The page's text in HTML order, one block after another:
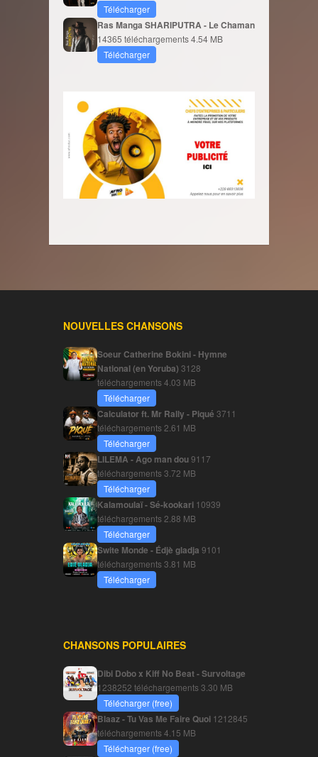
Télécharger
Ras Manga SHARIPUTRA - Le Chaman
14365 téléchargements4.54 MB
Télécharger
NOUVELLES CHANSONS
Soeur Catherine Bokini - Hymne
National (en Yoruba) 3128
téléchargements4.03 MB
Télécharger
Calculator ft. Mr Rally - Piqué 3711
téléchargements 2.61 MB
Télécharger
LILEMA - Ago man dou9117
téléchargements3.72 MB
Télécharger
Kalamoulaï - Sé-kookari 10939
téléchargements 2.88 MB
Télécharger
Swite Monde - Édjè gladja 9101
téléchargements3.81 MB
Télécharger
CHANSONS POPULAIRES
Dibi Dobo x Kiff No Beat - Survoltage
1238252 téléchargements3.30 MB
Télécharger (free)
Blaaz - Tu Vas Me Faire Quoi 1212845
téléchargements4.15 MB
Télécharger (free)